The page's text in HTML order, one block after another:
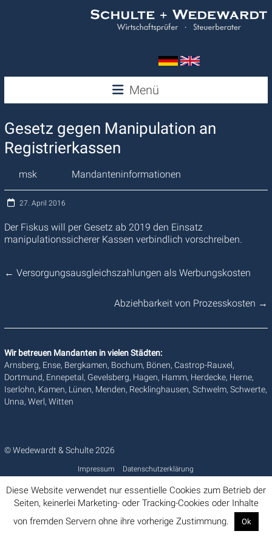
Wedewardt
&
Schulte
Menü
Gesetz gegen Manipulation an
Registrierkassen
msk Mandanteninformationen
27. April 2016
Der Fiskus will per Gesetz ab 2019 den Einsatz
manipulationssicherer Kassen verbindlich vorschreiben.
← Versorgungsausgleichszahlungen als Werbungskosten
Abziehbarkeit von Prozesskosten →
Wir betreuen Mandanten in vielen Städten:
Arnsberg, Ense, Bergkamen, Bochum, Bönen, Castrop-Rauxel,
Dortmund, Ennepetal, Gevelsberg, Hagen, Hamm, Herdecke, Herne,
Iserlohn, Kamen, Lünen, Menden, Recklinghausen, Schwelm, Schwerte,
Unna, Werl, Witten
© Wedewardt & Schulte 2026
Impressum Datenschutzerklärung
Diese Website verwendet nur essentielle Cookies zum Betrieb der
Seiten, keinerlei Marketing- oder Tracking-Cookies oder Inhalte
von fremden Servern ohne ihre vorherige Zustimmung.
Ok